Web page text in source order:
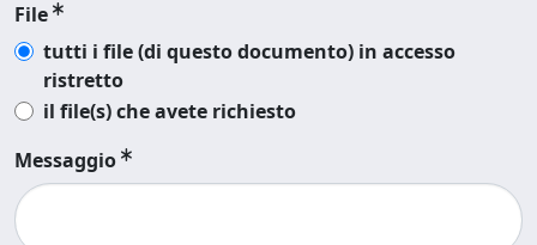
File
tutti i file (di questo documento) in accesso
ristretto
il file(s) che avete richiesto
Messaggio